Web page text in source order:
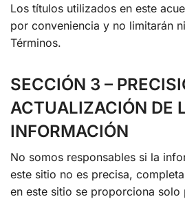
Los títulos utilizados en este
por conveniencia y no limitarán
Términos.
SECCIÓN 3 –
ACTUALIZACIÓN DE
INFORMACIÓN
No somos responsables si la
este sitio no es precisa,
en este sitio se proporciona solo